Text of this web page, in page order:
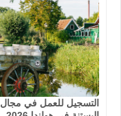
التسجيل للعمل في مجال